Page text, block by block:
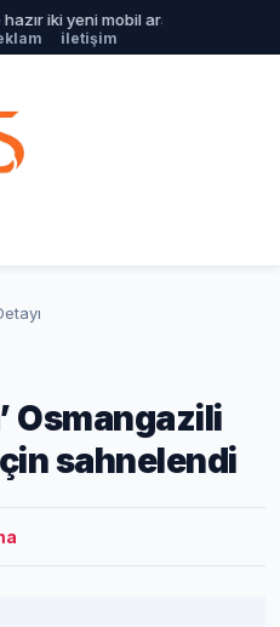
yeni mobil araç
iletişim
Osmangazili
sahnelendi